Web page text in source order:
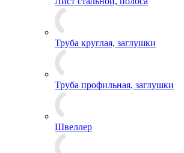
Труба круглая, заглушки
Труба профильная, заглушки
Швеллер